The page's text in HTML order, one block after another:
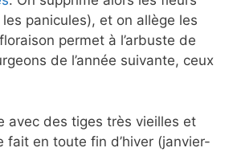
panicules), et on allège les
permet à l’arbuste de
de l’année suivante, ceux
avec des tiges très vieilles et
en toute fin d’hiver (janvier-